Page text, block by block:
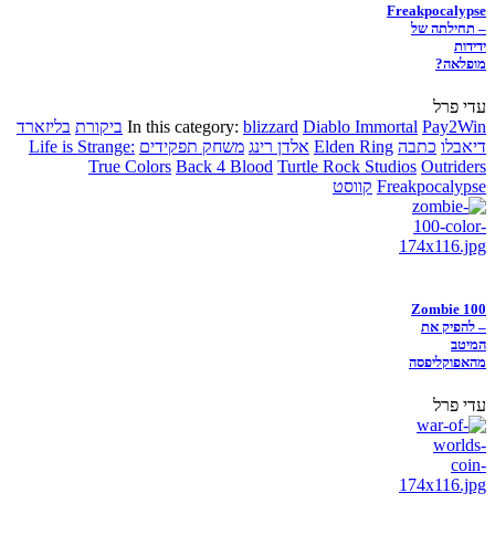
Freakpocalypse
– תחילתה של
ידידות
מופלאה?
עדי פרל
In this category: blizzard Diablo Immortal Pay2Win ביקורת בליזארד
דיאבלו כתבה Elden Ring אלדן רינג משחק תפקידים Life is Strange:
True Colors Back 4 Blood Turtle Rock Studios Outriders
Freakpocalypse קווסט
Zombie 100
– להפיק את
המיטב
מהאפוקליפסה
עדי פרל